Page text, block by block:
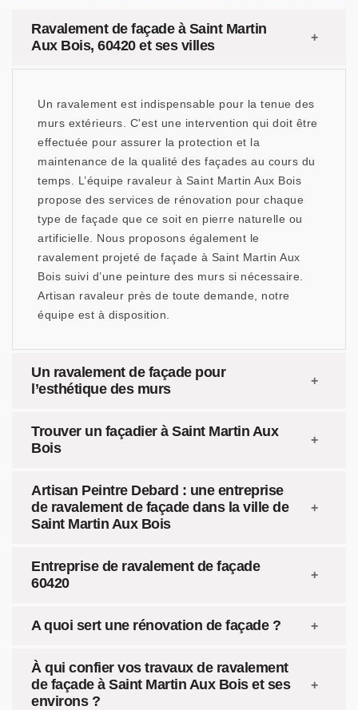
Ravalement de façade à Saint Martin
Aux Bois, 60420 et ses villes
Un ravalement est indispensable pour la tenue des
murs extérieurs. C'est une intervention qui doit être
effectuée pour assurer la protection et la
maintenance de la qualité des façades au cours du
temps. L’équipe ravaleur à Saint Martin Aux Bois
propose des services de rénovation pour chaque
type de façade que ce soit en pierre naturelle ou
artificielle. Nous proposons également le
ravalement projeté de façade à Saint Martin Aux
Bois suivi d’une peinture des murs si nécessaire.
Artisan ravaleur près de toute demande, notre
équipe est à disposition.
Un ravalement de façade pour
l’esthétique des murs
Trouver un façadier à Saint Martin Aux
Bois
Artisan Peintre Debard : une entreprise
de ravalement de façade dans la ville de
Saint Martin Aux Bois
Entreprise de ravalement de façade
60420
A quoi sert une rénovation de façade ?
À qui confier vos travaux de ravalement
de façade à Saint Martin Aux Bois et ses
environs ?